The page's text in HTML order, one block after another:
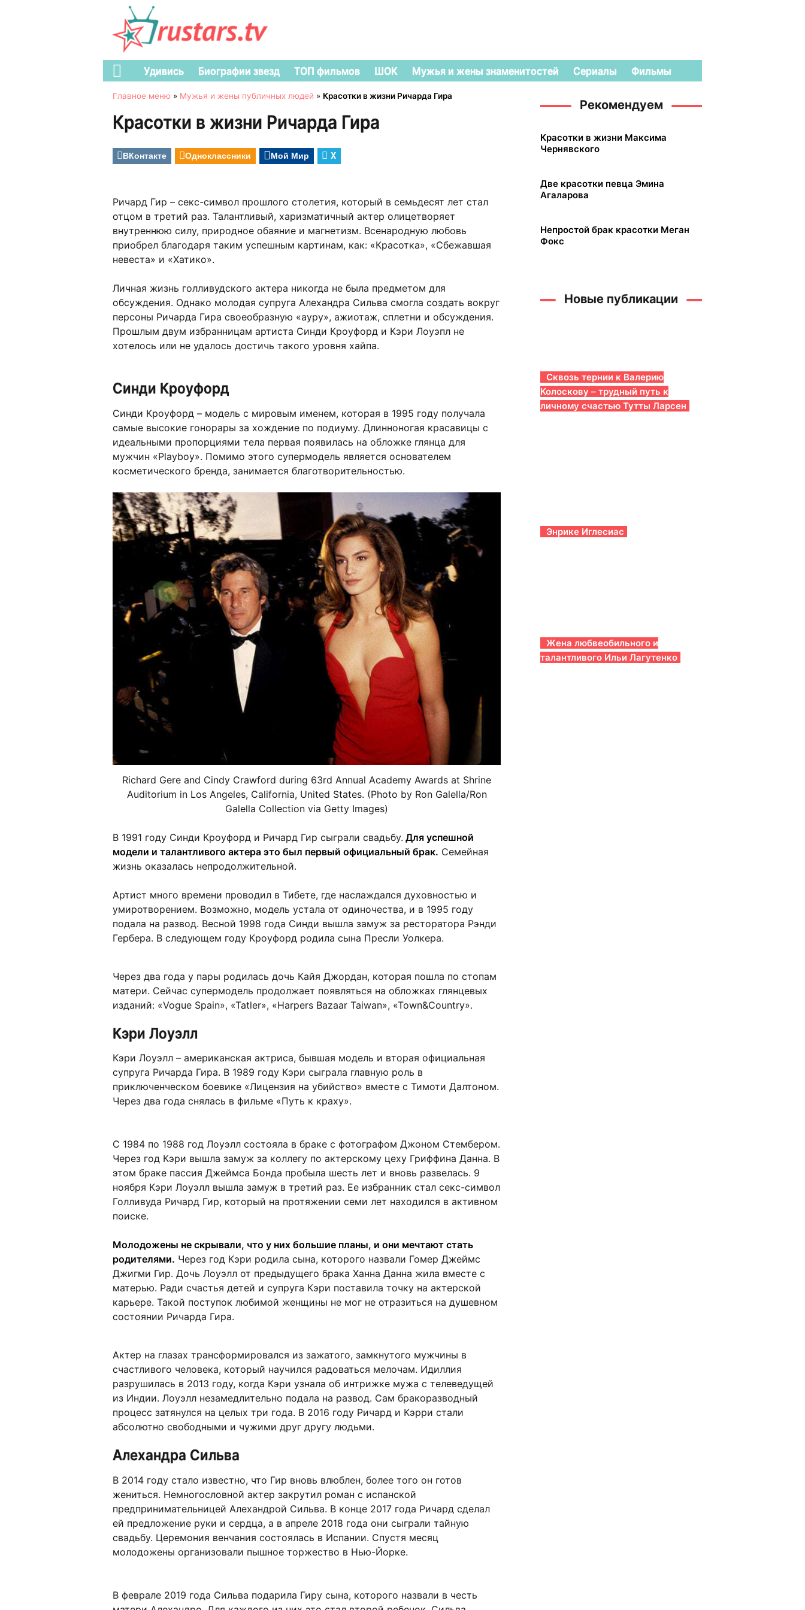
Удивись Биографии звезд ТОП фильмов ШОК Мужья и жены знаменитостей Сериалы Фильмы
Главное меню » Мужья и жены публичных людей » Красотки в жизни Ричарда Гира
Красотки в жизни Ричарда Гира
ВКонтакте Одноклассники Мой Мир X
Ричард Гир – секс-символ прошлого столетия, который в семьдесят лет стал
отцом в третий раз. Талантливый, харизматичный актер олицетворяет
внутреннюю силу, природное обаяние и магнетизм. Всенародную любовь
приобрел благодаря таким успешным картинам, как: «Красотка», «Сбежавшая
невеста» и «Хатико».
Личная жизнь голливудского актера никогда не была предметом для
обсуждения. Однако молодая супруга Алехандра Сильва смогла создать вокруг
персоны Ричарда Гира своеобразную «ауру», ажиотаж, сплетни и обсуждения.
Прошлым двум избранницам артиста Синди Кроуфорд и Кэри Лоуэпл не
хотелось или не удалось достичь такого уровня хайпа.
Синди Кроуфорд
Синди Кроуфорд – модель с мировым именем, которая в 1995 году получала
самые высокие гонорары за хождение по подиуму. Длинноногая красавицы с
идеальными пропорциями тела первая появилась на обложке глянца для
мужчин «Playboy». Помимо этого супермодель является основателем
косметического бренда, занимается благотворительностью.
Richard Gere and Cindy Crawford during 63rd Annual Academy Awards at Shrine
Auditorium in Los Angeles, California, United States. (Photo by Ron Galella/Ron
Galella Collection via Getty Images)
В 1991 году Синди Кроуфорд и Ричард Гир сыграли свадьбу. Для успешной
модели и талантливого актера это был первый официальный брак. Семейная
жизнь оказалась непродолжительной.
Артист много времени проводил в Тибете, где наслаждался духовностью и
умиротворением. Возможно, модель устала от одиночества, и в 1995 году
подала на развод. Весной 1998 года Синди вышла замуж за ресторатора Рэнди
Гербера. В следующем году Кроуфорд родила сына Пресли Уолкера.
Через два года у пары родилась дочь Кайя Джордан, которая пошла по стопам
матери. Сейчас супермодель продолжает появляться на обложках глянцевых
изданий: «Vogue Spain», «Tatler», «Harpers Bazaar Taiwan», «Town&Country».
Кэри Лоуэлл
Кэри Лоуэлл – американская актриса, бывшая модель и вторая официальная
супруга Ричарда Гира. В 1989 году Кэри сыграла главную роль в
приключенческом боевике «Лицензия на убийство» вместе с Тимоти Далтоном.
Через два года снялась в фильме «Путь к краху».
С 1984 по 1988 год Лоуэлл состояла в браке с фотографом Джоном Стембером.
Через год Кэри вышла замуж за коллегу по актерскому цеху Гриффина Данна. В
этом браке пассия Джеймса Бонда пробыла шесть лет и вновь развелась. 9
ноября Кэри Лоуэлл вышла замуж в третий раз. Ее избранник стал секс-символ
Голливуда Ричард Гир, который на протяжении семи лет находился в активном
поиске.
Молодожены не скрывали, что у них большие планы, и они мечтают стать
родителями. Через год Кэри родила сына, которого назвали Гомер Джеймс
Джигми Гир. Дочь Лоуэлл от предыдущего брака Ханна Данна жила вместе с
матерью. Ради счастья детей и супруга Кэри поставила точку на актерской
карьере. Такой поступок любимой женщины не мог не отразиться на душевном
состоянии Ричарда Гира.
Актер на глазах трансформировался из зажатого, замкнутого мужчины в
счастливого человека, который научился радоваться мелочам. Идиллия
разрушилась в 2013 году, когда Кэри узнала об интрижке мужа с телеведущей
из Индии. Лоуэлл незамедлительно подала на развод. Сам бракоразводный
процесс затянулся на целых три года. В 2016 году Ричард и Кэрри стали
абсолютно свободными и чужими друг другу людьми.
Алехандра Сильва
В 2014 году стало известно, что Гир вновь влюблен, более того он готов
жениться. Немногословной актер закрутил роман с испанской
предпринимательницей Алехандрой Сильва. В конце 2017 года Ричард сделал
ей предложение руки и сердца, а в апреле 2018 года они сыграли тайную
свадьбу. Церемония венчания состоялась в Испании. Спустя месяц
молодожены организовали пышное торжество в Нью-Йорке.
В феврале 2019 года Сильва подарила Гиру сына, которого назвали в честь
Рекомендуем
Красотки в жизни Максима
Чернявского
Две красотки певца Эмина
Агаларова
Непростой брак красотки Меган
Фокс
Новые публикации
Сквозь тернии к Валерию
Колоскову – трудный путь к
личному счастью Тутты Ларсен
Энрике Иглесиас
Жена любвеобильного и
талантливого Ильи Лагутенко